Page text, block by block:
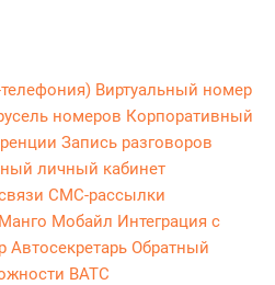
Виртуальный номер
номеров Корпоративный
Запись разговоров
личный кабинет
СМС-рассылки
Манго Мобайл Интеграция с
Автосекретарь Обратный
ВАТС